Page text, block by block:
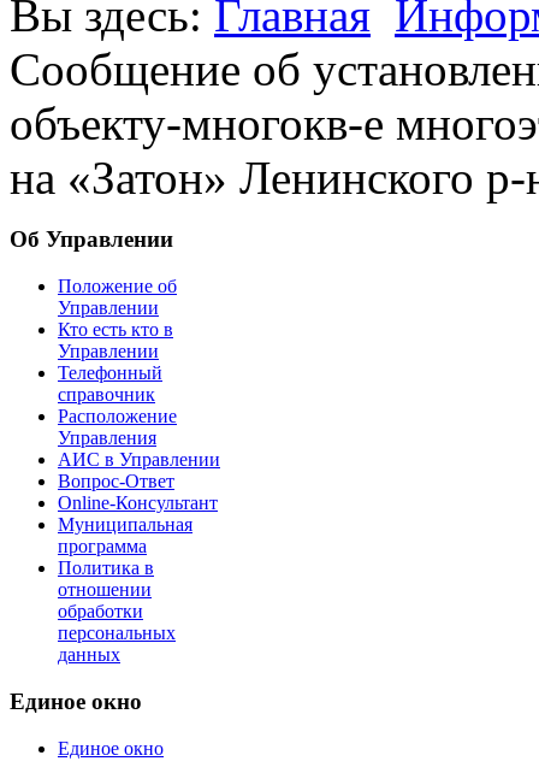
Вы здесь: Главная
Сообщение об
объекту-многокв-е
на «Затон» Ленинского
Об Управлении
Положение об
Управлении
Кто есть кто в
Управлении
Телефонный
справочник
Расположение
Управления
АИС в Управлении
Вопрос-Ответ
Online-Консультант
Муниципальная
программа
Политика в
отношении
обработки
персональных
данных
Единое окно
Единое окно